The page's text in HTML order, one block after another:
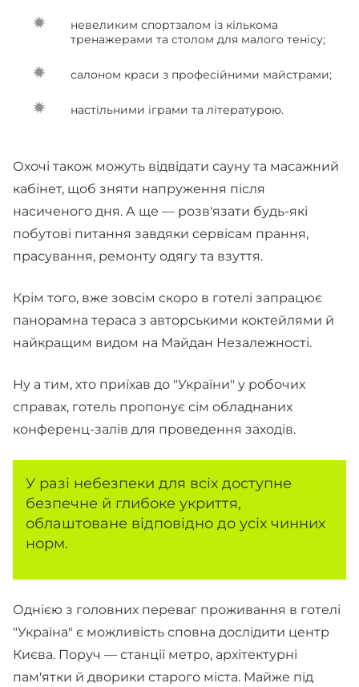
невеликим спортзалом із кількома
тренажерами та столом для малого тенісу;
салоном краси з професійними майстрами;
настільними іграми та літературою.
Охочі також можуть відвідати сауну та масажний
кабінет, щоб зняти напруження після
насиченого дня. А ще — розв'язати будь-які
побутові питання завдяки сервісам прання,
прасування, ремонту одягу та взуття.
Крім того, вже зовсім скоро в готелі запрацює
панорамна тераса з авторськими коктейлями й
найкращим видом на Майдан Незалежності.
Ну а тим, хто приїхав до "України" у робочих
справах, готель пропонує сім обладнаних
конференц-залів для проведення заходів.
У разі небезпеки для всіх доступне
безпечне й глибоке укриття,
облаштоване відповідно до усіх чинних
норм.
Однією з головних переваг проживання в готелі
"Україна" є можливість сповна дослідити центр
Києва. Поруч — станції метро, архітектурні
пам'ятки й дворики старого міста. Майже під